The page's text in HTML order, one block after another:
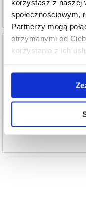
korzystasz z naszej
społecznościowym,
Partnerzy mogą
otrzymanymi od
korzystania z ich
180,00 PLN